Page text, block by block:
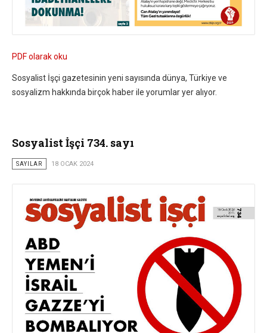
PDF olarak oku
Sosyalist İşçi gazetesinin yeni sayısında dünya, Türkiye ve
sosyalizm hakkında birçok haber ile yorumlar yer alıyor.
Sosyalist İşçi 734. sayı
SAYILAR 18 OCAK 2024